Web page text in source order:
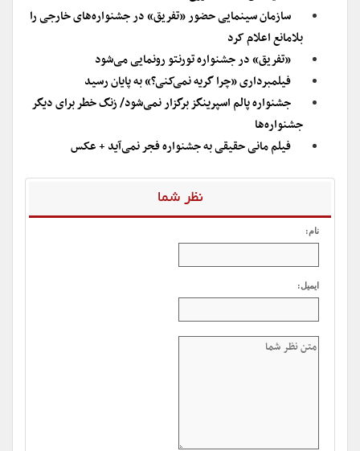
سازمان سینمایی حضور «تفریق» در جشنواره‌های خارجی را
بلامانع اعلام کرد
«تفریق» در جشنواره تورنتو رونمایی می‌شود
فیلمبرداری «چرا گریه نمی‌کنی؟» به پایان رسید
جشنواره پالم اسپرینگز برگزار نمی‌شود/ زنگ خطر برای دیگر
جشنواره‌ها
فیلم مانی حقیقی به جشنواره فجر نمی‌آید + عکس
نظر شما
نام:
ایمیل: